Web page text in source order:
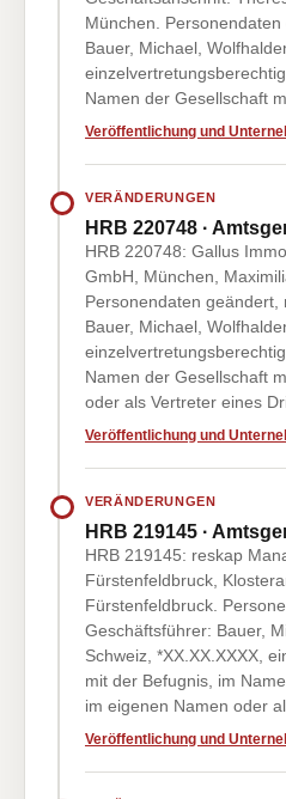
München.
Bauer, Michael,
Namen der Gesellschaft
Veröffentlichung und
VERÄNDERUNGEN
HRB 220748 ·
HRB 220748: Gallus
GmbH, München,
Personendaten geändert,
Bauer, Michael,
Namen der Gesellschaft
oder als Vertreter eines
Veröffentlichung und
VERÄNDERUNGEN
HRB 219145 ·
HRB 219145: reskap
Fürstenfeldbruck,
Fürstenfeldbruck.
Geschäftsführer: Bauer,
Schweiz, *XX.XX.XXXX,
mit der Befugnis, im
im eigenen Namen oder
Veröffentlichung und